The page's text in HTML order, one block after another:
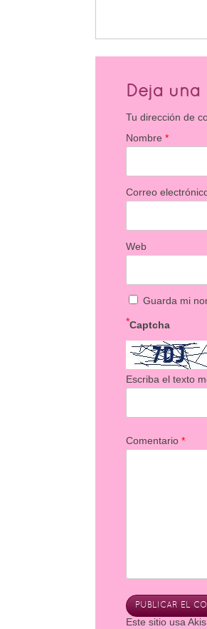
Deja una
Tu dirección de
Nombre*
Correo
Web
Guarda mi
Captcha
*
Escriba el texto
Comentario*
Este sitio usa